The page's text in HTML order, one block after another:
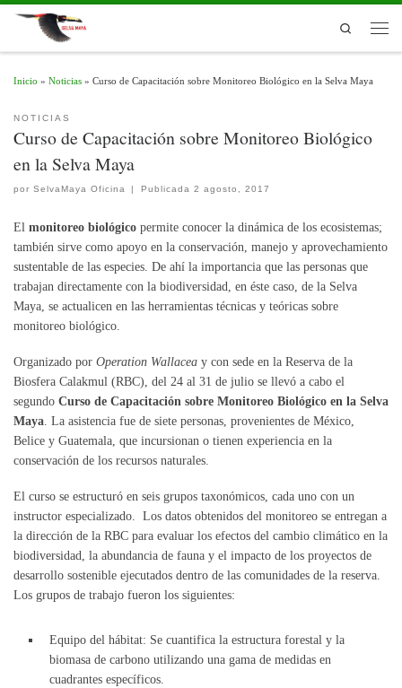
Skip to content
Search
Inicio » Noticias » Curso de Capacitación sobre Monitoreo Biológico en la Selva Maya
NOTICIAS
Curso de Capacitación sobre Monitoreo Biológico
en la Selva Maya
por SelvaMaya Oficina | Publicada 2 agosto, 2017
El monitoreo biológico permite conocer la dinámica de los ecosistemas;
también sirve como apoyo en la conservación, manejo y aprovechamiento
sustentable de las especies. De ahí la importancia que las personas que
trabajan directamente con la biodiversidad, en éste caso, de la Selva
Maya, se actualicen en las herramientas técnicas y teóricas sobre
monitoreo biológico.
Organizado por Operation Wallacea y con sede en la Reserva de la
Biosfera Calakmul (RBC), del 24 al 31 de julio se llevó a cabo el
segundo Curso de Capacitación sobre Monitoreo Biológico en la Selva
Maya . La asistencia fue de siete personas, provenientes de México,
Belice y Guatemala, que incursionan o tienen experiencia en la
conservación de los recursos naturales.
El curso se estructuró en seis grupos taxonómicos, cada uno con un
instructor especializado. Los datos obtenidos del monitoreo se entregan a
la dirección de la RBC para evaluar los efectos del cambio climático en la
biodiversidad, la abundancia de fauna y el impacto de los proyectos de
desarrollo sostenible ejecutados dentro de las comunidades de la reserva.
Los grupos de trabajo fueron los siguientes:
Equipo del hábitat: Se cuantifica la estructura forestal y la
biomasa de carbono utilizando una gama de medidas en
cuadrantes específicos.